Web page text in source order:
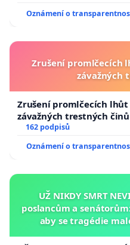
Oznámení o
Zrušení promlčecích
závažných
Zrušení promlčecích lhůt
závažných trestných činů
162 podpisů
Oznámení o
UŽ NIKDY SMRT
poslancům a
aby se tragédie